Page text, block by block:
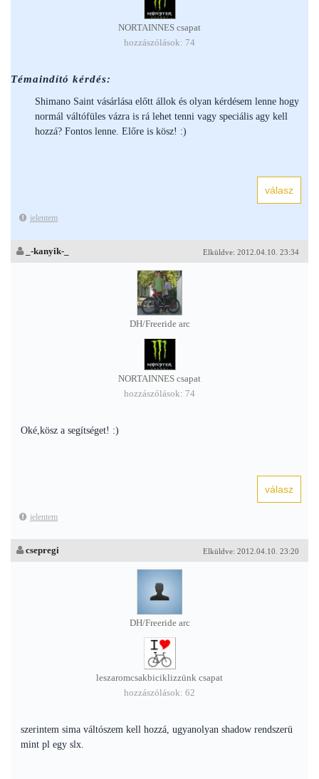
NORTAINNES csapat
hozzászólások: 74
Témaindító kérdés:
Shimano Saint vásárlása előtt állok és olyan kérdésem lenne hogy
normál váltófüles vázra is rá lehet tenni vagy speciális agy kell
hozzá? Fontos lenne. Előre is kösz! :)
jelentem
Elküldve: 2012.04.10. 23:34
_-kanyik-_
DH/Freeride arc
NORTAINNES csapat
hozzászólások: 74
Oké,kösz a segítséget! :)
jelentem
Elküldve: 2012.04.10. 23:20
csepregi
DH/Freeride arc
leszaromcsakbiciklizzünk csapat
hozzászólások: 62
szerintem sima váltószem kell hozzá, ugyanolyan shadow rendszerü
mint pl egy slx.